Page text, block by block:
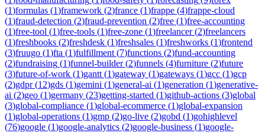
(1)formulas (1)framework (2)france (1)frappe (4)frappe-cloud
(1)fraud-detection (2)fraud-prevention (2)free (1)free-accounting
(1)free-tool (1)free-tools (1)free-zone (1)freelancer(2)freelancers
(1)freshbooks (2)freshdesk (1)freshsales (1)freshworks (1)frontend
(3)fruugo (1)fta (1)fulfillment (7)functions (2)fund-accounting
(2)fundraising (1)funnel-builder(2)funnels (4)furniture (2)future
(3)future-of-work (1)gantt (1)gateway (1)gateways (1)gcc (1)gcp
(2)gdpr(12)gds (1)gemini (1)general-ai (1)generation (1)generative-
ai (2)geo (1)germany (23)getting-started (1)github-actions (3)global
(3)global-compliance (1)global-ecommerce (1)global-expansion
(1)global-operations (1)gmp (2)go-live (2)gobd (1)gohighlevel
(76)google (1)google-analytics (2)google-business (1)google-